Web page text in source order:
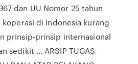
dan UU Nomor 25 tahun
koperasi di Indonesia kurang
prinsip-prinsip internasional
sedikit … ARSIP TUGAS